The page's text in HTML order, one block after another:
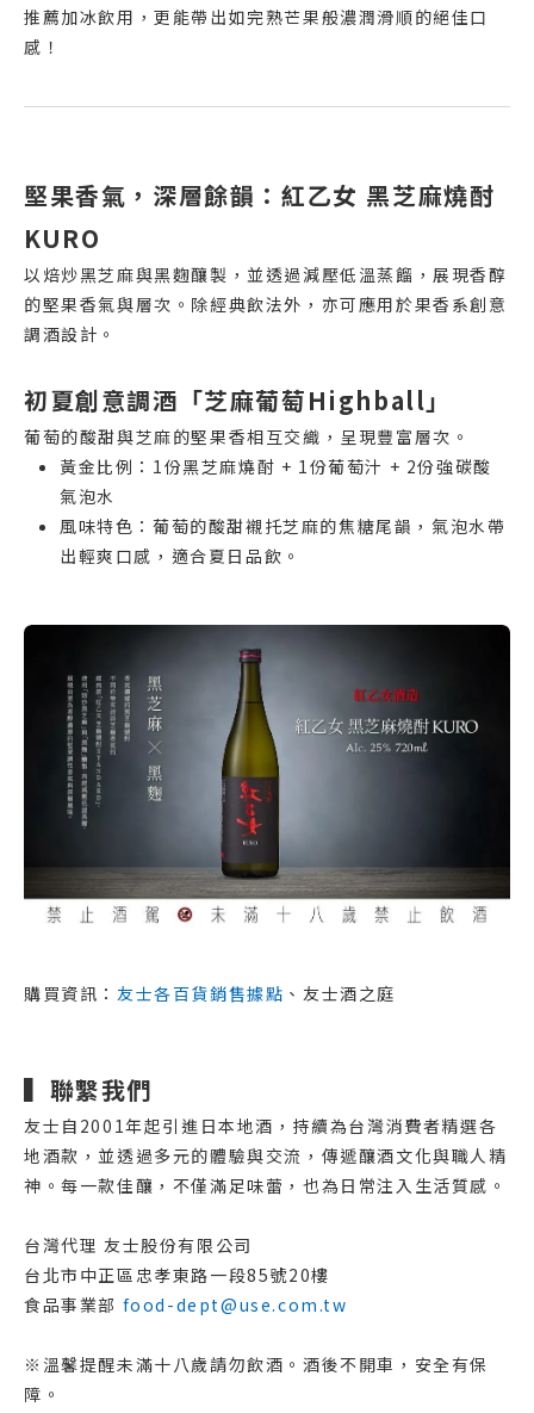
推薦加冰飲用，更能帶出如完熟芒果般濃潤滑順的絕佳口
感！
堅果香氣，深層餘韻：紅乙女 黑芝麻燒酎
KURO
以焙炒黑芝麻與黑麴釀製，並透過減壓低溫蒸餾，展現香醇
的堅果香氣與層次。除經典飲法外，亦可應用於果香系創意
調酒設計。
初夏創意調酒「芝麻葡萄Highball」
葡萄的酸甜與芝麻的堅果香相互交織，呈現豐富層次。
黃金比例：1份黑芝麻燒酎 + 1份葡萄汁 + 2份強碳酸
氣泡水
風味特色：葡萄的酸甜襯托芝麻的焦糖尾韻，氣泡水帶
出輕爽口感，適合夏日品飲。
購買資訊： 友士各百貨銷售據點 、友士酒之庭
▍聯繫我們
友士自2001年起引進日本地酒，持續為台灣消費者精選各
地酒款，並透過多元的體驗與交流，傳遞釀酒文化與職人精
神。每一款佳釀，不僅滿足味蕾，也為日常注入生活質感。
台灣代理 友士股份有限公司
台北市中正區忠孝東路一段85號20樓
食品事業部 food-dept@use.com.tw
※溫馨提醒未滿十八歲請勿飲酒。酒後不開車，安全有保
障。